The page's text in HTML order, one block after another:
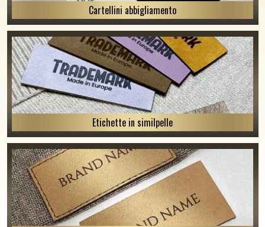
Cartellini abbigliamento
Etichette in similpelle